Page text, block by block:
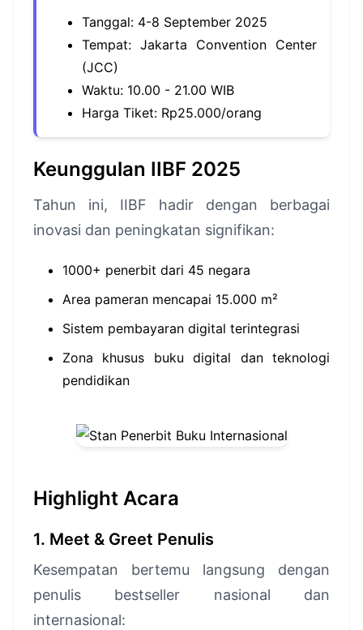
Tanggal: 4-8 September 2025
Tempat: Jakarta Convention Center
(JCC)
Waktu: 10.00 - 21.00 WIB
Harga Tiket: Rp25.000/orang
Keunggulan IIBF 2025
Tahun ini, IIBF hadir dengan berbagai
inovasi dan peningkatan signifikan:
1000+ penerbit dari 45 negara
Area pameran mencapai 15.000 m²
Sistem pembayaran digital terintegrasi
Zona khusus buku digital dan teknologi
pendidikan
Highlight Acara
1. Meet & Greet Penulis
Kesempatan bertemu langsung dengan
penulis bestseller nasional dan
internasional: